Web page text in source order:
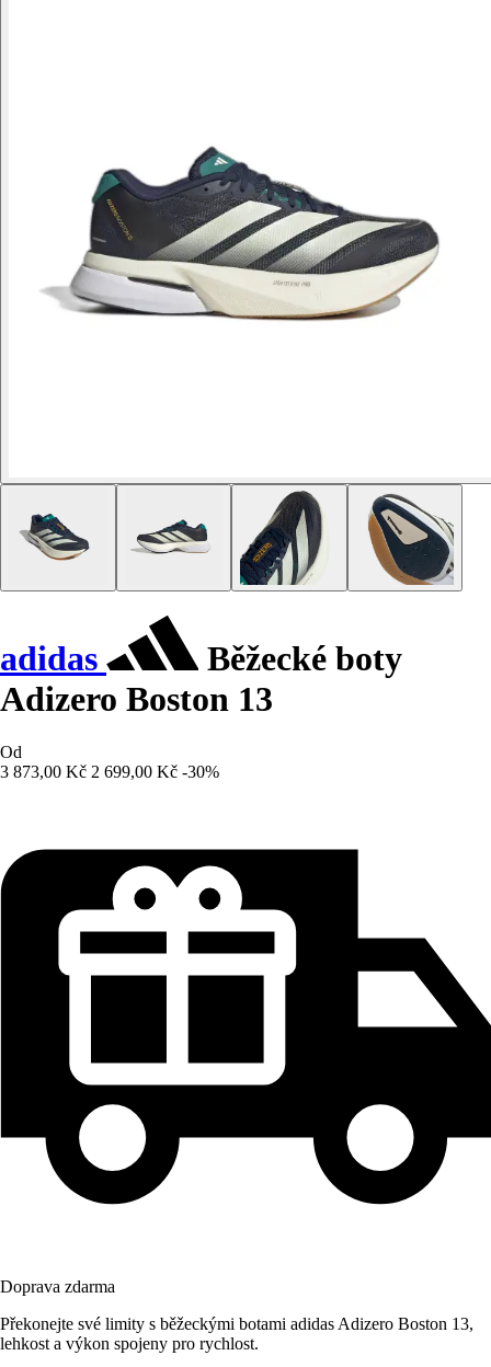
adidas
Běžecké boty
Adizero Boston 13
Od
3 873,00 Kč 2 699,00 Kč -30%
Doprava zdarma
Překonejte své limity s běžeckými botami adidas Adizero Boston 13,
lehkost a výkon spojeny pro rychlost.